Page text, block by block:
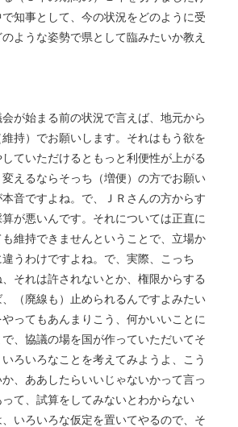
知事として、今の状況をどのように受
ような姿勢で県として臨みたいか教え
が始まる前の状況で言えば、地元から
持）でお願いします。それはもう欲を
ていただけるともっと利便性が上がる
えるならそっち（増便）の方でお願い
音ですよね。で、ＪＲさんの方からす
が悪いんです。それについては正直に
維持できませんということで、立場か
うわけですよね。で、実際、こっち
、それは許されないとか、権限からする
（廃線も）止められるんですよみたい
ってもあんまりこう、何かいいことに
、協議の場を国が作っていただいてそ
ろいろなことを考えてみようよ、こう
、ああしたらいいじゃないかって言っ
て、試算をしてみないとわからない
いろいろな仮定を置いてやるので、そ